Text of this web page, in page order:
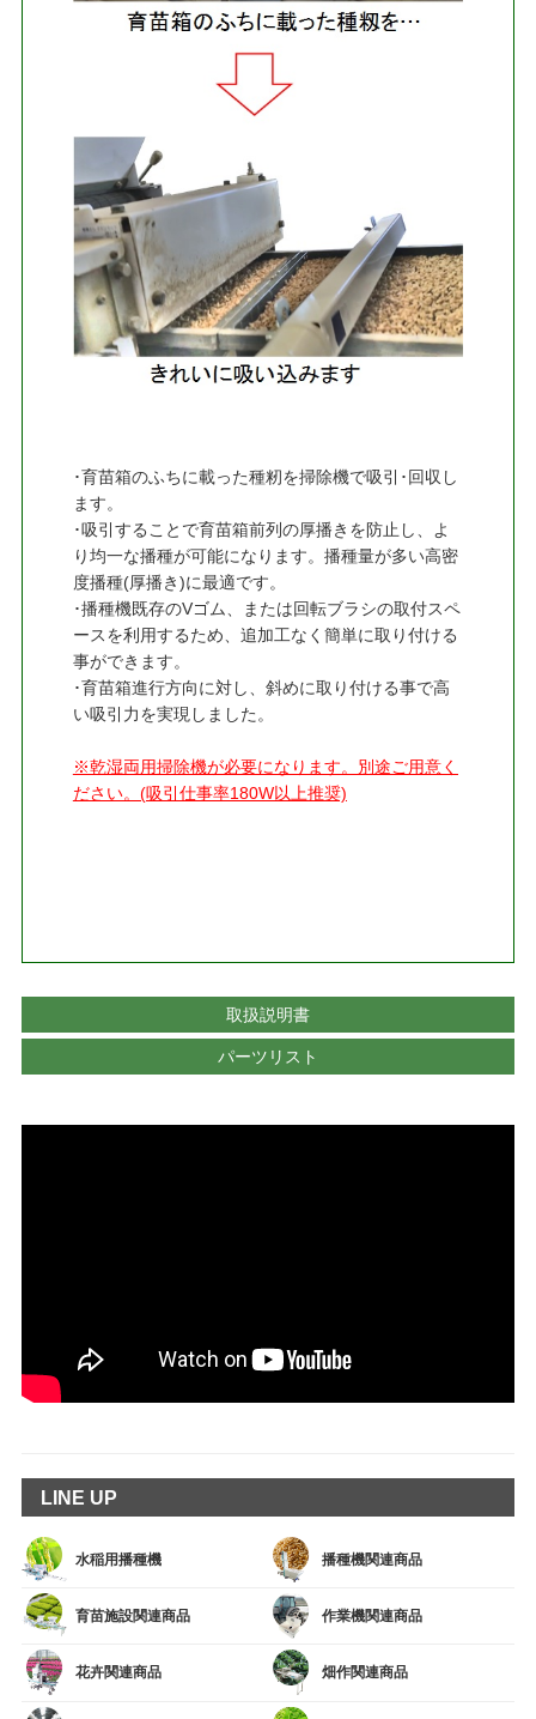
･育苗箱のふちに載った種籾を掃除機で吸引･回収し
ます。
･吸引することで育苗箱前列の厚播きを防止し、よ
り均一な播種が可能になります。播種量が多い高密
度播種(厚播き)に最適です。
･播種機既存のVゴム、または回転ブラシの取付スペ
ースを利用するため、追加工なく簡単に取り付ける
事ができます。
･育苗箱進行方向に対し、斜めに取り付ける事で高
い吸引力を実現しました。
※乾湿両用掃除機が必要になります。別途ご用意く
ださい。(吸引仕事率180W以上推奨)
取扱説明書
パーツリスト
LINE UP
水稲用播種機 播種機関連商品
育苗施設関連商品 作業機関連商品
花卉関連商品 畑作関連商品